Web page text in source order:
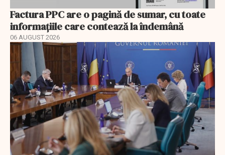
Factura PPC are o pagină de sumar, cu toate
informațiile care contează la îndemână
06 AUGUST 2026